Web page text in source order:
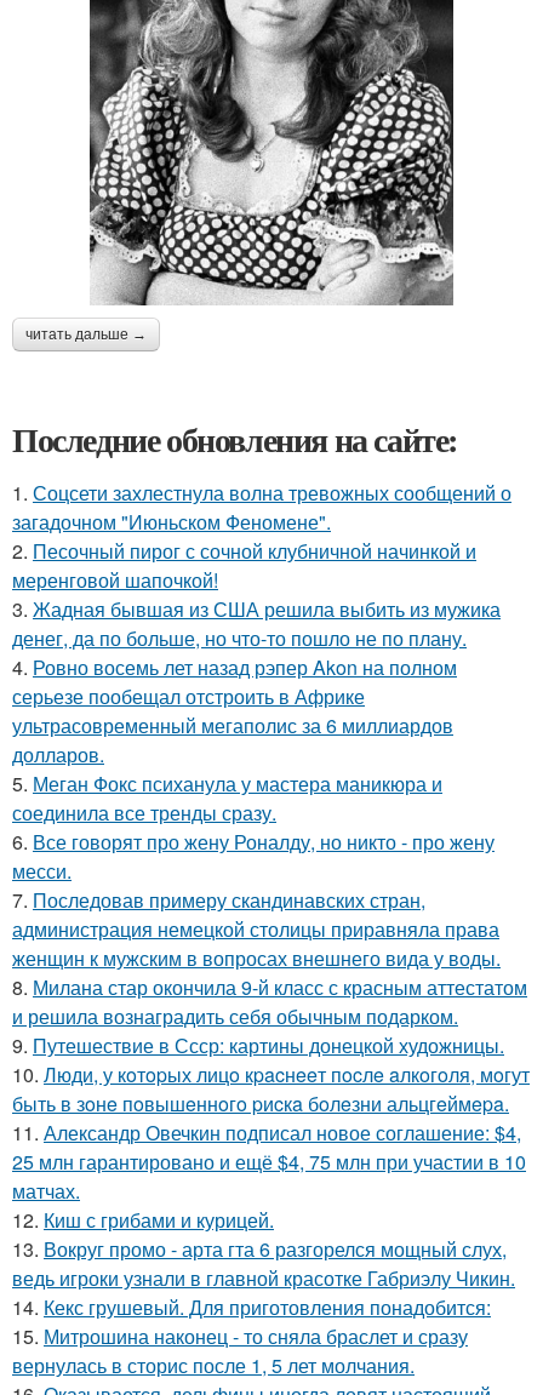
читать дальше →
Последние обновления на сайте:
1. Соцсети захлестнула волна тревожных сообщений о
загадочном "Июньском Феномене".
2. Песочный пирог с сочной клубничной начинкой и
меренговой шапочкой!
3. Жадная бывшая из США решила выбить из мужика
денег, да по больше, но что-то пошло не по плану.
4. Ровно восемь лет назад рэпер Akon на полном
серьезе пообещал отстроить в Африке
ультрасовременный мегаполис за 6 миллиардов
долларов.
5. Меган Фокс психанула у мастера маникюра и
соединила все тренды сразу.
6. Все говорят про жену Роналду, но никто - про жену
месси.
7. Последовав примеру скандинавских стран,
администрация немецкой столицы приравняла права
женщин к мужским в вопросах внешнего вида у воды.
8. Милана стар окончила 9-й класс с красным аттестатом
и решила вознаградить себя обычным подарком.
9. Путешествие в Ссср: картины донецкой художницы.
10. Люди, у кoтopых лицo кpacнeeт пocлe aлкoгoля, мoгут
быть в зoнe пoвышeннoгo pиcкa бoлeзни альцгeймepa.
11. Александр Овечкин подписал новое соглашение: $4,
25 млн гарантировано и ещё $4, 75 млн при участии в 10
матчах.
12. Киш с грибами и курицей.
13. Вокруг промо - арта гта 6 разгорелся мощный слух,
ведь игроки узнали в главной красотке Габриэлу Чикин.
14. Кекс грушевый. Для приготовления понадобится:
15. Митрошина наконец - то сняла браслет и сразу
вернулась в сторис после 1, 5 лет молчания.